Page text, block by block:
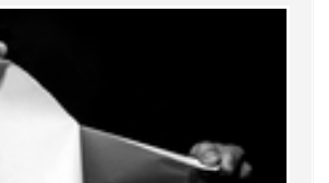
обвиняемой...В основе уголовного